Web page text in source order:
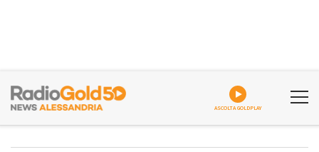
ASCOLTA GOLDPLAY